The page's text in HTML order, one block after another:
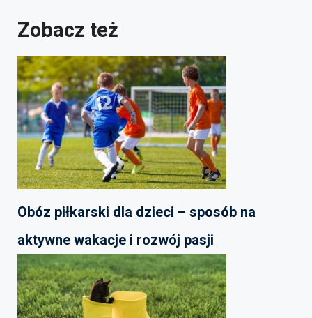
Zobacz też
Obóz piłkarski dla dzieci – sposób na
aktywne wakacje i rozwój pasji